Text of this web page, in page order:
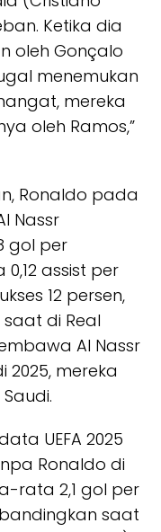
Ketika dia
oleh Gonçalo
menemukan
mereka
oleh Ramos,”
Ronaldo pada
Nassr
gol per
assist per
12 persen,
di Real
Al Nassr
2025, mereka
UEFA 2025
Ronaldo di
rata 2,1 gol per
saat